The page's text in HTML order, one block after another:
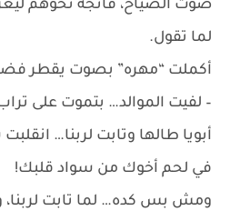
صوت الصياح، فاتجه نحوهم
لما تقول.
أكملت “مهره” بصوت يقطر
– لفيت الموالد… بتموت على
أبويا طالها وتابت لربنا…
في لحم أخوك من سواد قلبك!
ومش بس كده… لما تابت لربنا،